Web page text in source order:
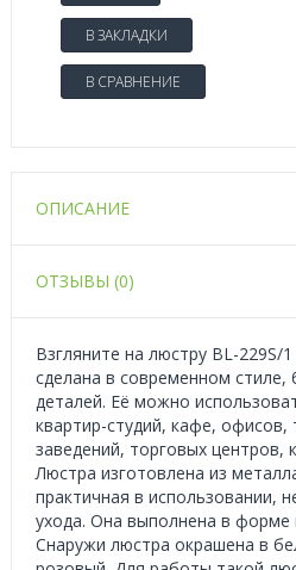
В ЗАКЛАДКИ
В СРАВНЕНИЕ
ОПИСАНИЕ
ОТЗЫВЫ (0)
Взгляните на люстру BL-229S/
сделана в современном стиле,
деталей. Её можно
квартир-студий, кафе, офисов,
заведений, торговых центров,
Люстра изготовлена из
практичная в использовании,
ухода. Она выполнена в форме
Снаружи люстра окрашена в